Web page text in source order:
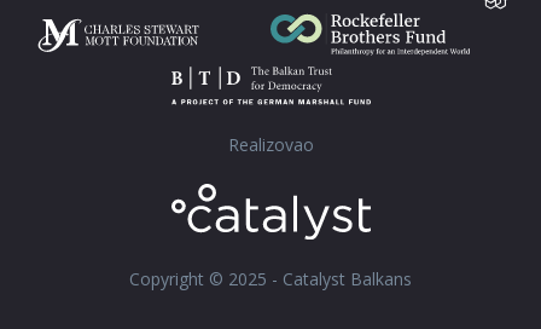
Realizovao
Copyright © 2025 - Catalyst Balkans